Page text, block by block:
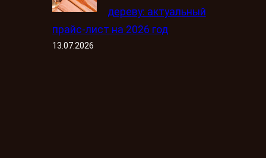
дереву: актуальный
прайс-лист на 2026 год
13.07.2026